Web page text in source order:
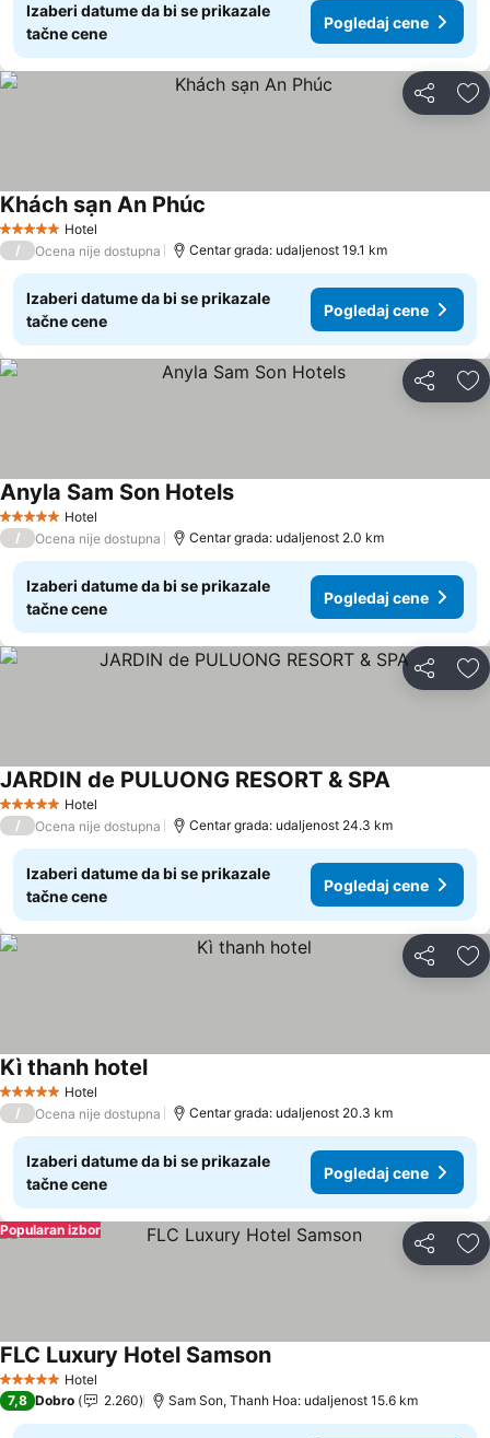
Izaberi datume da bi se prikazale
tačne cene
Pogledaj cene
Deli
5 ZvezdiceHotel
Khách sạn An Phúc
/ Ocena nije dostupna Centar grada: udaljenost 19.1 km
Izaberi datume da bi se prikazale
tačne cene
Pogledaj cene
Deli
5 ZvezdiceHotel
Anyla Sam Son HotelsPogledaj cene
/ Ocena nije dostupna Centar grada: udaljenost 2.0 km
Izaberi datume da bi se prikazale
tačne cene
Pogledaj cene
Deli
5 ZvezdiceHotel
JARDIN de PULUONG RESORT & SPAPogledaj
/ Ocena nije dostupna Centar grada: udaljenost 24.3 km
Izaberi datume da bi se prikazale
tačne cene
Pogledaj cene
Deli
5 ZvezdiceHotel
Kì thanh hotelPogledaj cene
/ Ocena nije dostupna Centar grada: udaljenost 20.3 km
Izaberi datume da bi se prikazale
tačne cene
Pogledaj cene
Deli
Popularan izbor
5 ZvezdiceHotel
FLC Luxury Hotel SamsonPogledaj cene
7,8 Dobro 2.260 Sam Son, Thanh Hoa: udaljenost 15.6 km